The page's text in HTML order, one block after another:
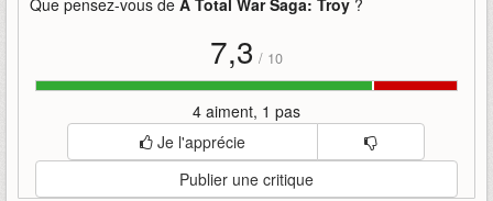
Que pensez-vous de A Total War Saga: Troy ?
7,3 / 10
4 aiment, 1 pas
Je l'apprécie
Publier une critique